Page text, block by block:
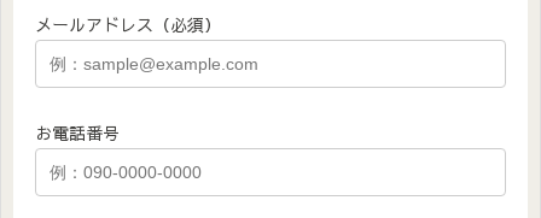
メールアドレス（必須）
お電話番号